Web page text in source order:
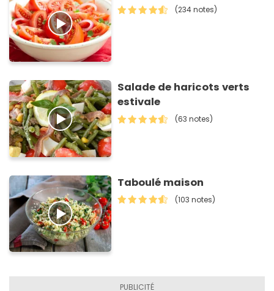
(234 notes)
Salade de haricots verts
estivale
(63 notes)
Taboulé maison
(103 notes)